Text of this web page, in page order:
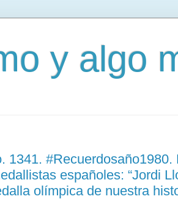
y algo
1341. #Recuerdosaño1980.
españoles: “Jordi
olímpica de nuestra